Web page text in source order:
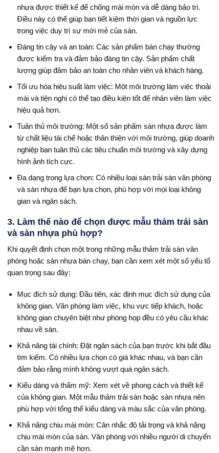
nhựa được thiết kế để chống mài mòn và dễ dàng bảo trì.
Điều này có thể giúp bạn tiết kiệm thời gian và nguồn lực
trong việc duy trì sự mới mẻ của sàn.
Đáng tin cậy và an toàn: Các sản phẩm bán chạy thường
được kiểm tra và đảm bảo đáng tin cậy. Sản phẩm chất
lượng giúp đảm bảo an toàn cho nhân viên và khách hàng.
Tối ưu hóa hiệu suất làm việc: Một môi trường làm việc thoải
mái và tiện nghi có thể tạo điều kiện tốt để nhân viên làm việc
hiệu quả hơn.
Tuân thủ môi trường: Một số sản phẩm sàn nhựa được làm
từ chất liệu tái chế hoặc thân thiện với môi trường, giúp doanh
nghiệp bạn tuân thủ các tiêu chuẩn môi trường và xây dựng
hình ảnh tích cực.
Đa dạng trong lựa chọn: Có nhiều loại sàn trải sàn văn phòng
và sàn nhựa để bạn lựa chọn, phù hợp với mọi loại không
gian và ngân sách.
3. Làm thế nào để chọn được mẫu thảm trải sàn
và sàn nhựa phù hợp?
Khi quyết định chọn một trong những mẫu thảm trải sàn văn
phòng hoặc sàn nhựa bán chạy, bạn cần xem xét một số yếu tố
quan trọng sau đây:
Mục đích sử dụng: Đầu tiên, xác định mục đích sử dụng của
không gian. Văn phòng làm việc, khu vực tiếp khách, hoặc
không gian chuyên biệt như phòng họp đều có yêu cầu khác
nhau về sàn.
Khả năng tài chính: Đặt ngân sách của bạn trước khi bắt đầu
tìm kiếm. Có nhiều lựa chọn có giá khác nhau, và bạn cần
đảm bảo rằng mình không vượt quá ngân sách.
Kiểu dáng và thẩm mỹ: Xem xét về phong cách và thiết kế
của không gian. Một mẫu thảm trải sàn hoặc sàn nhựa nên
phù hợp với tổng thể kiểu dáng và màu sắc của văn phòng.
Khả năng chịu mài mòn: Cân nhắc độ tải trọng và khả năng
chịu mài mòn của sàn. Văn phòng với nhiều người di chuyển
cần sàn mạnh mẽ hơn.